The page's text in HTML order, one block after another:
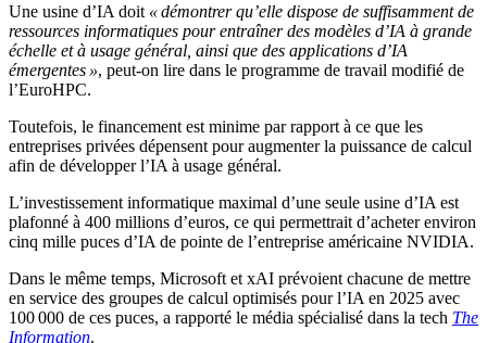
Une usine d’IA doit « démontrer qu’elle dispose de suffisamment de
ressources informatiques pour entraîner des modèles d’IA à grande
échelle et à usage général, ainsi que des applications d’IA
émergentes », peut-on lire dans le programme de travail modifié de
l’EuroHPC.
Toutefois, le financement est minime par rapport à ce que les
entreprises privées dépensent pour augmenter la puissance de calcul
afin de développer l’IA à usage général.
L’investissement informatique maximal d’une seule usine d’IA est
plafonné à 400 millions d’euros, ce qui permettrait d’acheter environ
cinq mille puces d’IA de pointe de l’entreprise américaine NVIDIA.
Dans le même temps, Microsoft et xAI prévoient chacune de mettre
en service des groupes de calcul optimisés pour l’IA en 2025 avec
100 000 de ces puces, a rapporté le média spécialisé dans la tech The
Information.